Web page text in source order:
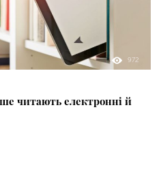
972
читають електронні й